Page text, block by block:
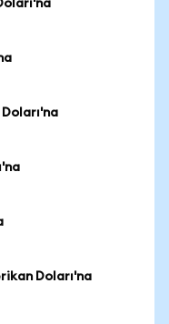
Doları'na